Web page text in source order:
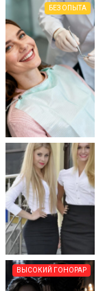
БЕЗ ОПЫТА
ВЫСОКИЙ ГОНОРАР